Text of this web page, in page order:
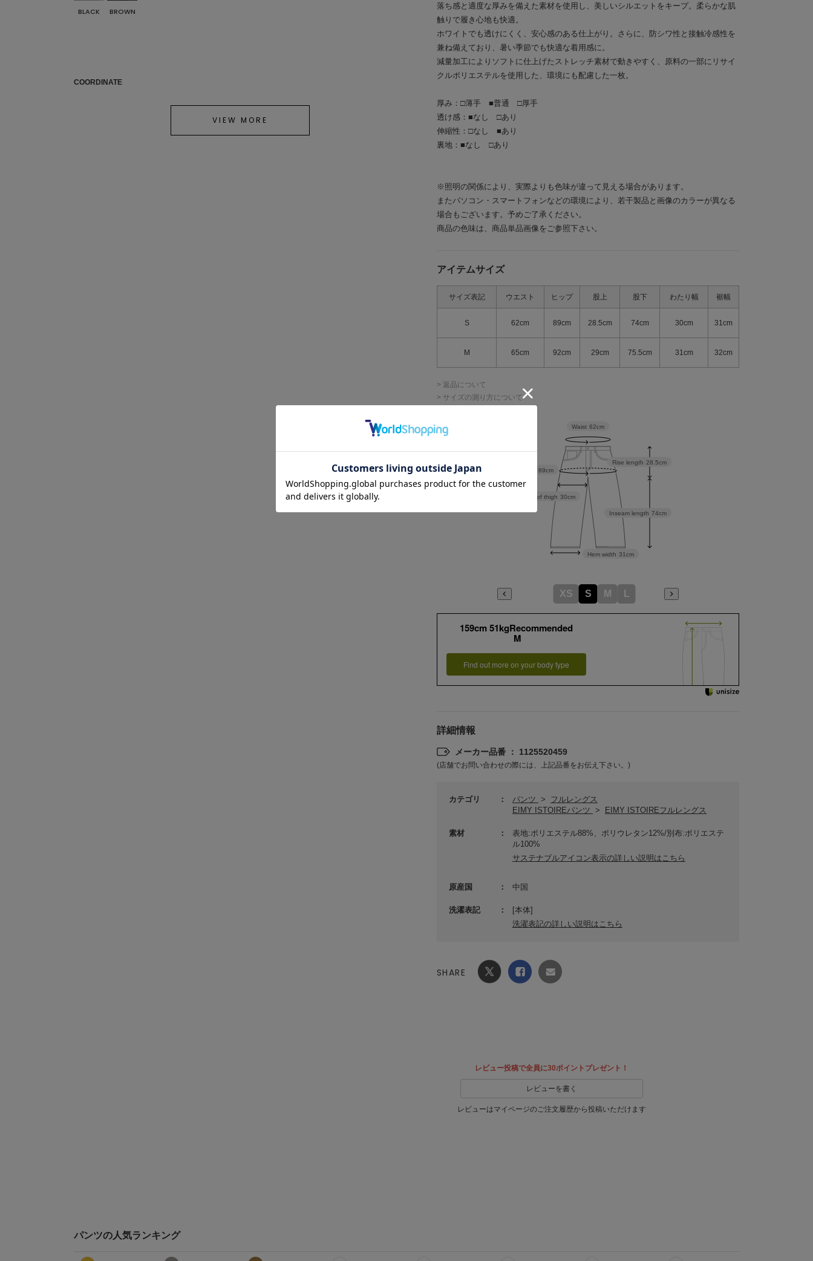
落ち感と適度な厚みを備えた素材を使用し、美しいシルエットをキープ。柔らかな肌
触りで履き心地も快適。
ホワイトでも透けにくく、安心感のある仕上がり。さらに、防シワ性と接触冷感性を
兼ね備えており、暑い季節でも快適な着用感に。
減量加工によりソフトに仕上げたストレッチ素材で動きやすく、原料の一部にリサイ
クルポリエステルを使用した、環境にも配慮した一枚。
厚み：□薄手 ■普通 □厚手
透け感：■なし □あり
伸縮性：□なし ■あり
裏地：■なし □あり
※照明の関係により、実際よりも色味が違って見える場合があります。
またパソコン・スマートフォンなどの環境により、若干製品と画像のカラーが異なる
場合もございます。予めご了承ください。
商品の色味は、商品単品画像をご参照下さい。
アイテムサイズ
サイズ表記 ウエスト ヒップ 股上 股下 わたり幅 裾幅
S 62cm 89cm 28.5cm 74cm 30cm 31cm
M 65cm 92cm 29cm 75.5cm 31cm 32cm
> 返品について
> サイズの測り方について
Inseam length 74cm
Rise length 28.5cm
Hem width 31cm
Thickness of thigh 30cm
89cm
Waist 62cm
XS S M L
159cm 51kgRecommended
M
Find out more on your body type
詳細情報
メーカー品番 ： 1125520459
(店舗でお問い合わせの際には、上記品番をお伝え下さい。)
カテゴリ パンツ >
フルレングス
EIMY ISTOIREパンツ > EIMY ISTOIREフルレングス
素材
表地:ポリエステル88%、ポリウレタン12%/別布:ポリエステ
ル100%
サステナブルアイコン表示の詳しい説明はこちら
原産国 中国
洗濯表記
[本体]
洗濯表記の詳しい説明はこちら
SHARE
BLACK BROWN
COORDINATE
VIEW MORE
レビュー投稿で全員に30ポイントプレゼント！
レビューを書く
レビューはマイページのご注文履歴から投稿いただけます
パンツの人気ランキング